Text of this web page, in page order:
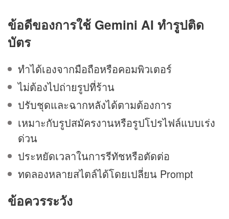
ข้อดีของการใช้ Gemini AI ทำรูปติด
บัตร
ทำได้เองจากมือถือหรือคอมพิวเตอร์
ไม่ต้องไปถ่ายรูปที่ร้าน
ปรับชุดและฉากหลังได้ตามต้องการ
เหมาะกับรูปสมัครงานหรือรูปโปรไฟล์แบบเร่ง
ด่วน
ประหยัดเวลาในการรีทัชหรือตัดต่อ
ทดลองหลายสไตล์ได้โดยเปลี่ยน Prompt
ข้อควรระวัง